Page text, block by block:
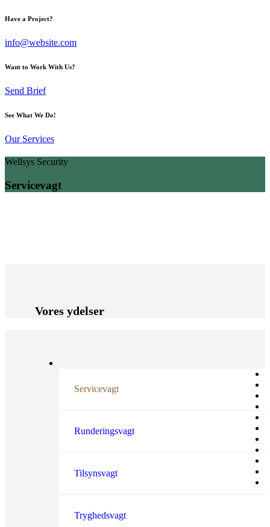
Have a Project?
info@website.com
Want to Work With Us?
Send Brief
See What We Do!
Our Services
Wellsys Security
Servicevagt
Vores ydelser
Servicevagt
Runderingsvagt
Tilsynsvagt
Tryghedsvagt